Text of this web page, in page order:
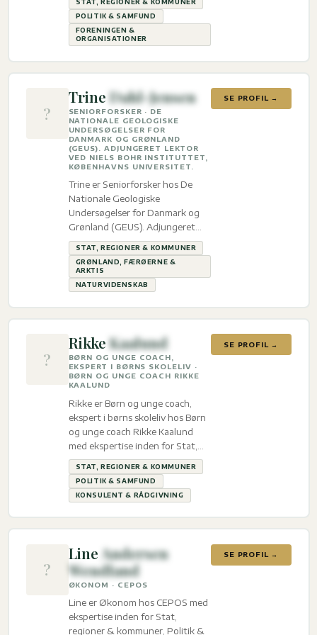
Politik & Samfund og
Foreningen & organisationer.
POLITIK & SAMFUND
FORENINGEN &
ORGANISATIONER
?
TrineDahl-Jensen
SENIORFORSKER · DE
NATIONALE GEOLOGISKE
UNDERSØGELSER FOR
DANMARK OG GRØNLAND
(GEUS). ADJUNGERET LEKTOR
VED NIELS BOHR INSTITUTTET,
KØBENHAVNS UNIVERSITET.
Trine er Seniorforsker hos De
Nationale Geologiske
Undersøgelser for Danmark og
Grønland (GEUS). Adjungeret
Lektor ved Niels Bohr Instituttet,
Københavns Universitet. med
ekspertise inden for Stat,
regioner & kommuner, Grønland,
STAT, REGIONER & KOMMUNER
GRØNLAND, FÆRØERNE &
ARKTIS
NATURVIDENSKAB
SE PROFIL →
?
RikkeKaalund
BØRN OG UNGE COACH,
EKSPERT I BØRNS SKOLELIV ·
BØRN OG UNGE COACH RIKKE
KAALUND
Rikke er Børn og unge coach,
ekspert i børns skoleliv hos Børn
og unge coach Rikke Kaalund
med ekspertise inden for Stat,
regioner & kommuner, Politik &
Samfund og Konsulent &
Rådgivning.
STAT, REGIONER & KOMMUNER
POLITIK & SAMFUND
KONSULENT & RÅDGIVNING
SE PROFIL →
?
Line Andersen
Wendland
ØKONOM · CEPOS
Line er Økonom hos CEPOS med
ekspertise inden for Stat,
regioner & kommuner, Politik &
SE PROFIL →